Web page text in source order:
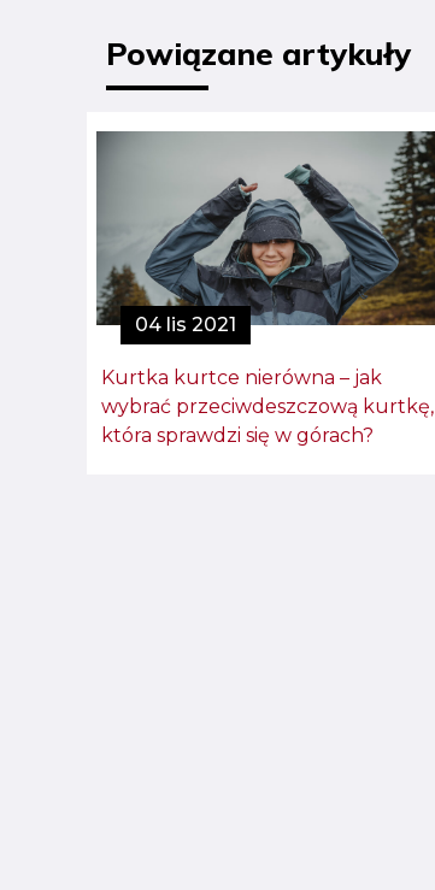
Powiązane artykuły
04 lis 2021
Kurtka kurtce nierówna – jak
wybrać przeciwdeszczową kurtkę,
która sprawdzi się w górach?